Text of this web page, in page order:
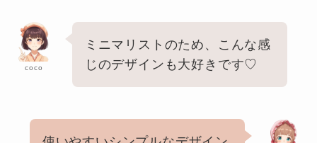
coco
ミニマリストのため、こんな感
じのデザインも大好きです♡